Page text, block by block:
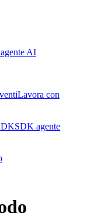
AI
Lavora con
SDK agente